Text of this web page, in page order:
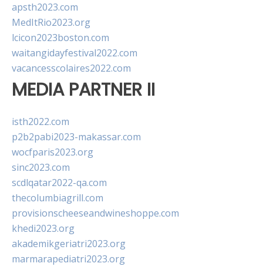
apsth2023.com
MedItRio2023.org
lcicon2023boston.com
waitangidayfestival2022.com
vacancesscolaires2022.com
MEDIA PARTNER II
isth2022.com
p2b2pabi2023-makassar.com
wocfparis2023.org
sinc2023.com
scdlqatar2022-qa.com
thecolumbiagrill.com
provisionscheeseandwineshoppe.com
khedi2023.org
akademikgeriatri2023.org
marmarapediatri2023.org